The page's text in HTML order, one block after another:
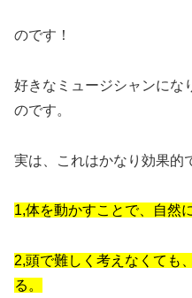
のです！
好きなミュージシャンにな
のです。
実は、これはかなり効果的
1,体を動かすことで、自然
2,頭で難しく考えなくても
る。